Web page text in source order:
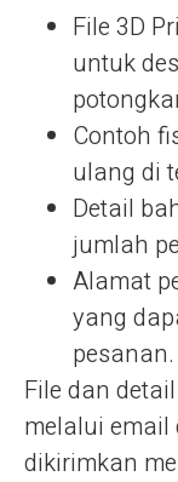
File 3D
untuk
Contoh
ulang di
Detail
jumlah
Alamat
yang
pesanan.
File dan
melalui
dikirimkan